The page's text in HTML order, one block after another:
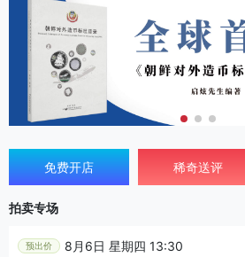
免费开店 稀奇送评
拍卖专场
预出价
8月6日 星期四 13:30